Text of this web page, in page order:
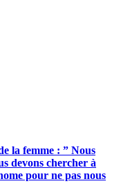
la femme : ” Nous
devons chercher à
pour ne pas nous